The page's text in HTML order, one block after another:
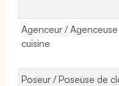
Agenceur /
cuisine
Poseur / Poseuse de